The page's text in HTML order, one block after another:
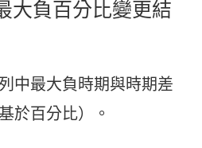
大負百分比變更結
中最大負時期與時期差
於百分比）。